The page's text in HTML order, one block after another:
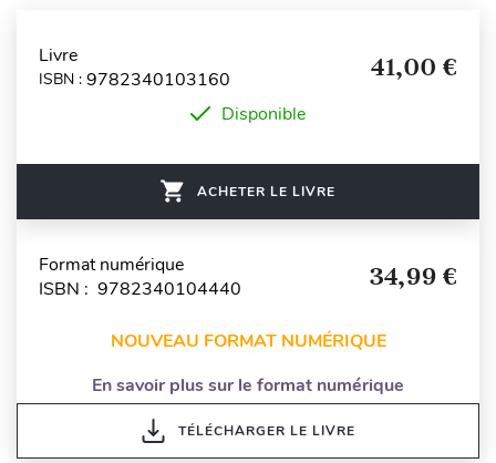
Livre
ISBN : 9782340103160 41,00 €
Disponible
ACHETER LE LIVRE
Format numérique
ISBN : 9782340104440
34,99 €
NOUVEAU FORMAT NUMÉRIQUE
En savoir plus sur le format numérique
TÉLÉCHARGER LE LIVRE